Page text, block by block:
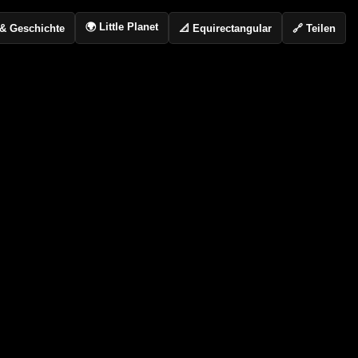
Geschichte 🌍 Little Planet 📐 Equirectangular 🔗 Teilen